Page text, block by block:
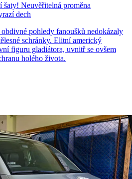
Neuvěřitelná proměna
dech
pohledy fanoušků nedokázaly
schránky. Elitní americký
figuru gladiátora, uvnitř se ovšem
holého života.